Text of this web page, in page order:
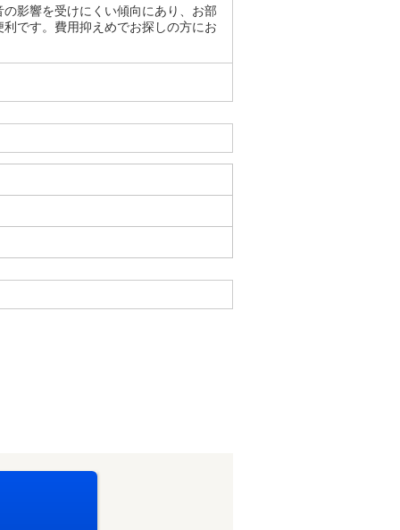
影響を受けにくい傾向にあり、お部
です。費用抑えめでお探しの方にお